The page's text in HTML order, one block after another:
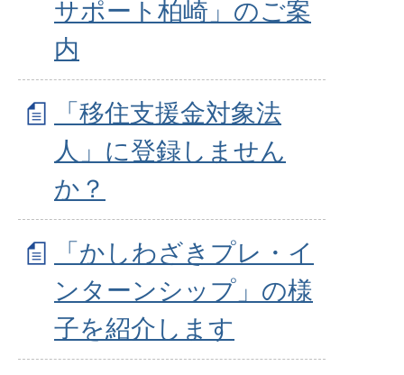
サポート柏崎」のご案
内
「移住支援金対象法
人」に登録しません
か？
「かしわざきプレ・イ
ンターンシップ」の様
子を紹介します